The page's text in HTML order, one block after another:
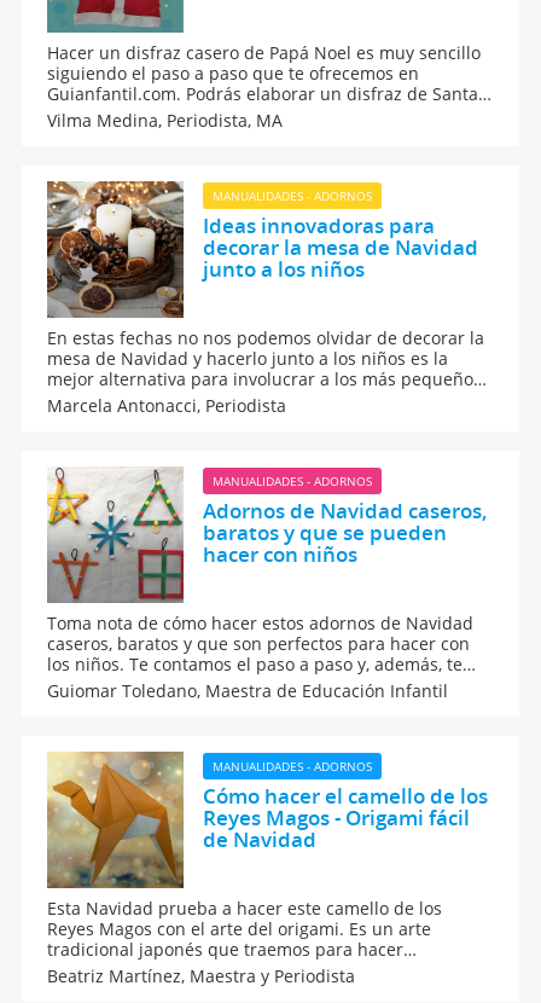
Hacer un disfraz casero de Papá Noel es muy sencillo
siguiendo el paso a paso que te ofrecemos en
Guianfantil.com. Podrás elaborar un disfraz de Santa
Claus para tus hijos de forma muy rápida, tan sólo
necesitas una camiseta roja, fieltro y pompones. Las
Vilma Medina, Periodista, MA
MANUALIDADES - ADORNOS
Ideas innovadoras para
decorar la mesa de Navidad
junto a los niños
En estas fechas no nos podemos olvidar de decorar la
mesa de Navidad y hacerlo junto a los niños es la
mejor alternativa para involucrar a los más pequeños
en los preparativos y disfrutar de esta época. Inspírate
con estas manualidades y adornos hechos a mano
Marcela Antonacci, Periodista
MANUALIDADES - ADORNOS
Adornos de Navidad caseros,
baratos y que se pueden
hacer con niños
Toma nota de cómo hacer estos adornos de Navidad
caseros, baratos y que son perfectos para hacer con
los niños. Te contamos el paso a paso y, además, te
explicamos todos los beneficios de pasar un tiempo en
familia haciendo manualidades infantiles navideñas.
Guiomar Toledano, Maestra de Educación Infantil
MANUALIDADES - ADORNOS
Cómo hacer el camello de los
Reyes Magos - Origami fácil
de Navidad
Esta Navidad prueba a hacer este camello de los
Reyes Magos con el arte del origami. Es un arte
tradicional japonés que traemos para hacer
papiroflexia y manualidades fáciles en Navidad.
Aprende con los niños a hacer paso a paso un bonito
Beatriz Martínez, Maestra y Periodista